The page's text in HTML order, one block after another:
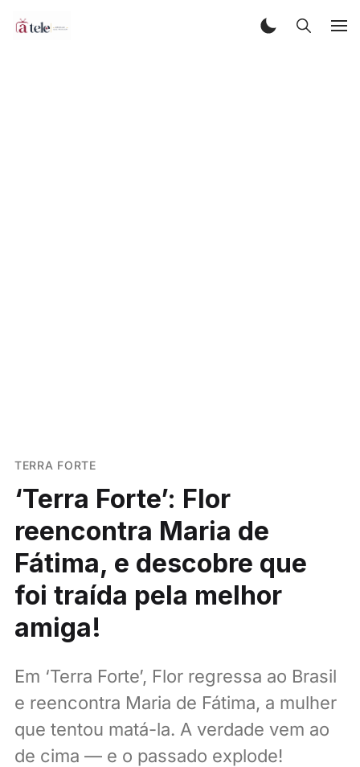
TERRA FORTE
‘Terra Forte’: Flor
reencontra Maria de
Fátima, e descobre que
foi traída pela melhor
amiga!
Em ‘Terra Forte’, Flor regressa ao Brasil
e reencontra Maria de Fátima, a mulher
que tentou matá-la. A verdade vem ao
de cima — e o passado explode!